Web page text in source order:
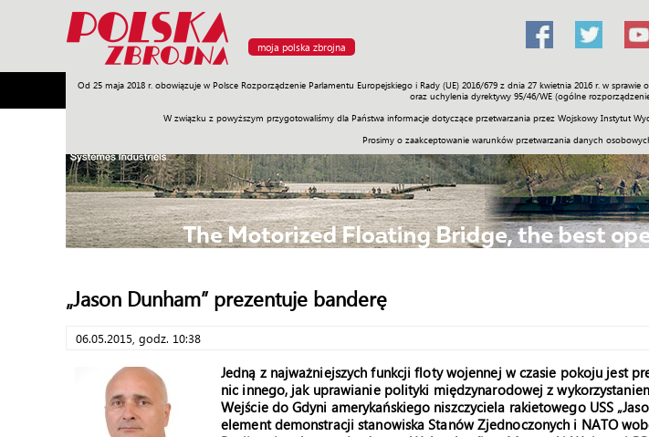
moja polska zbrojna
Od 25 maja 2018 r. obowiązuje w Polsce Rozporządzenie Parlamentu Europejskiego i Rady (UE) 2016/679 z dnia 27 kwietnia 2016 r. w
oraz uchylenia dyrektywy 95/46/WE (ogólne
W związku z powyższym przygotowaliśmy dla Państwa informacje dotyczące przetwarzania przez Wojskowy Instytut
Prosimy o zaakceptowanie warunków przetwarzania danych
Armia Poligon Sprzęt Misje Polityka Prawo Świat Społeczność Sport Historia
„Jason Dunham” prezentuje banderę
06.05.2015, godz. 10:38
Jedną z najważniejszych funkcji floty wojennej w czasie pokoju jest
nic innego, jak uprawianie polityki międzynarodowej z
Wejście do Gdyni amerykańskiego niszczyciela rakietowego USS
element demonstracji stanowiska Stanów Zjednoczonych i NATO